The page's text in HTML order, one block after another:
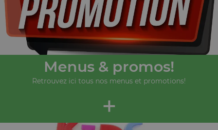
Menus & promos!
Retrouvez ici tous nos menus et promotions!
+